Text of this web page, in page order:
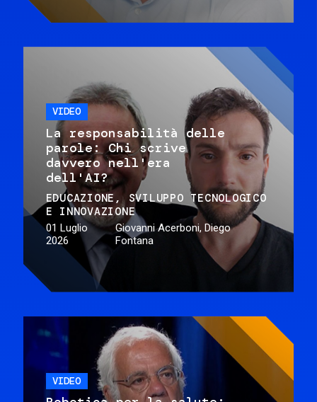
VIDEO
La responsabilità delle
parole: Chi scrive
davvero nell'era
dell'AI?
EDUCAZIONE
SVILUPPO TECNOLOGICO
E INNOVAZIONE
01 Luglio
2026
Giovanni Acerboni, Diego
Fontana
VIDEO